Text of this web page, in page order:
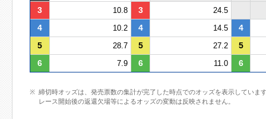
3 10.8 3 24.5
4 10.2 4 14.5
4
5
28.7 5 27.2
5
6
7.9 6 11.0 6
締切時オッズは、発売票数の集計が完了した時点でのオッズを表示していま
レース開始後の返還欠場等によるオッズの変動は反映されません。